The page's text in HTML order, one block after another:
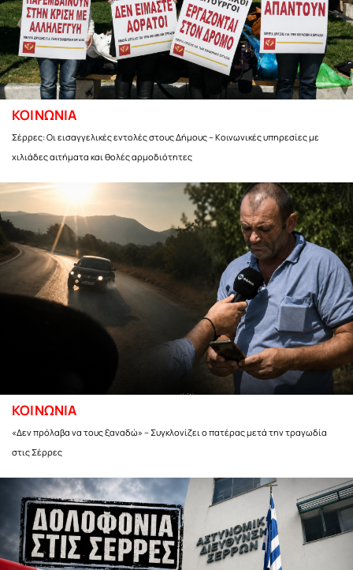
ΚΟΙΝΩΝΙΑ
Σέρρες: Οι εισαγγελικές εντολές στους Δήμους – Κοινωνικές υπηρεσίες με
χιλιάδες αιτήματα και θολές αρμοδιότητες
ΚΟΙΝΩΝΙΑ
«Δεν πρόλαβα να τους ξαναδώ» – Συγκλονίζει ο πατέρας μετά την τραγωδία
στις Σέρρες